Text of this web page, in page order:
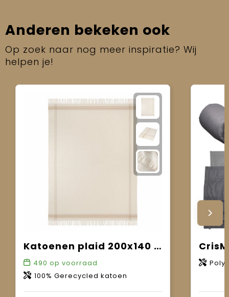
Anderen bekeken ook
Op zoek naar nog meer inspiratie? Wij
helpen je!
Katoenen plaid 200x140 cm
490 op voorraad
100% Gerecycled katoen